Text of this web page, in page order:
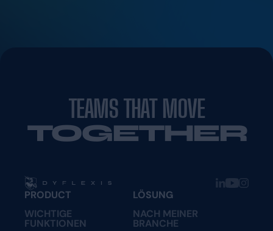
TEAMS THAT MOVE
TOGETHER
PRODUCT
WICHTIGE
FUNKTIONEN
LÖSUNG
NACH MEINER
BRANCHE